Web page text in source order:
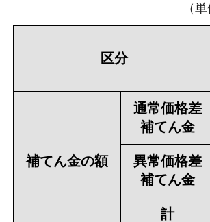
（
区分
補てん金の額
通常価格差
補てん金
異常価格差
補てん金
計